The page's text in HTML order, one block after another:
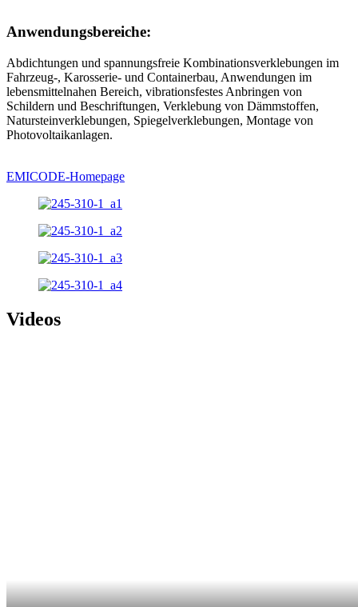
Anwendungsbereiche:
Abdichtungen und spannungsfreie Kombinationsverklebungen im
Fahrzeug-, Karosserie- und Containerbau, Anwendungen im
lebensmittelnahen Bereich, vibrationsfestes Anbringen von
Schildern und Beschriftungen, Verklebung von Dämmstoffen,
Natursteinverklebungen, Spiegelverklebungen, Montage von
Photovoltaikanlagen.
EMICODE-Homepage
Videos